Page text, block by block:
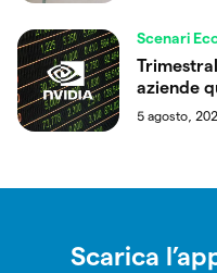
Scenari
aziende
5 agosto,
Scarica